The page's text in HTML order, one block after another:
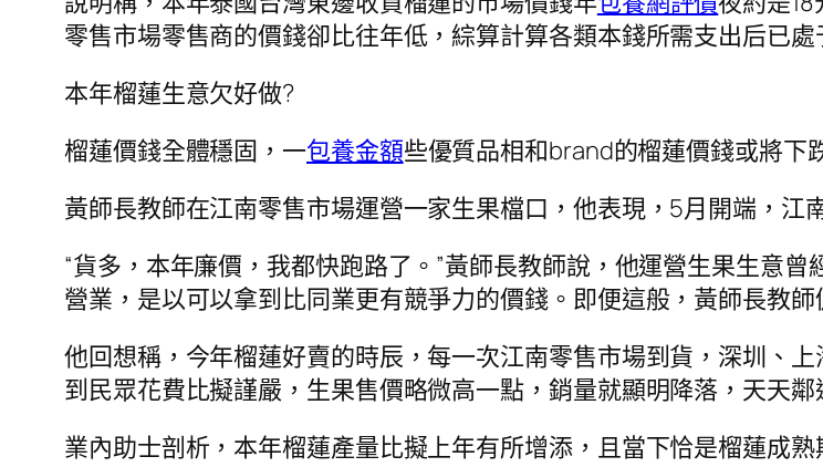
零售市場零售商的價錢卻比往年低，綜算計算各類本錢所需支出后已處
本年榴蓮生意欠好做?
榴蓮價錢全體穩固，一包養金額些優質品相和brand的榴蓮價錢或將下
黃師長教師在江南零售市場運營一家生果檔口，他表現，5月開端，江
“貨多，本年廉價，我都快跑路了。”黃師長教師說，他運營生果生意
營業，是以可以拿到比同業更有競爭力的價錢。即便這般，黃師長教師
他回想稱，今年榴蓮好賣的時辰，每一次江南零售市場到貨，深圳、
到民眾花費比擬謹嚴，生果售價略微高一點，銷量就顯明降落，天天鄰
業內助士剖析，本年榴蓮產量比擬上年有所增添，且當下恰是榴蓮成